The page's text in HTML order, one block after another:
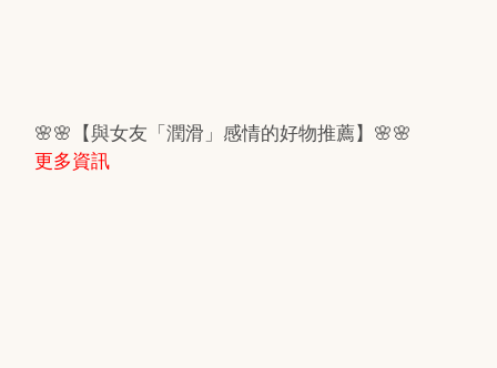
🌸🌸【與女友「潤滑」感情的好物推薦】🌸🌸
更多資訊